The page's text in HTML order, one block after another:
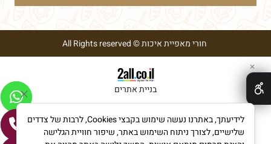
חורי מאפיית איכות © All Rights reserved
בניית אתרים
✕
לידיעתך, באתרנו נעשה שימוש בקבצי Cookies, לרבות של צדדים
שלישיים, לצורך ניתוח השימוש באתר, שיפור חוויית הגלישה